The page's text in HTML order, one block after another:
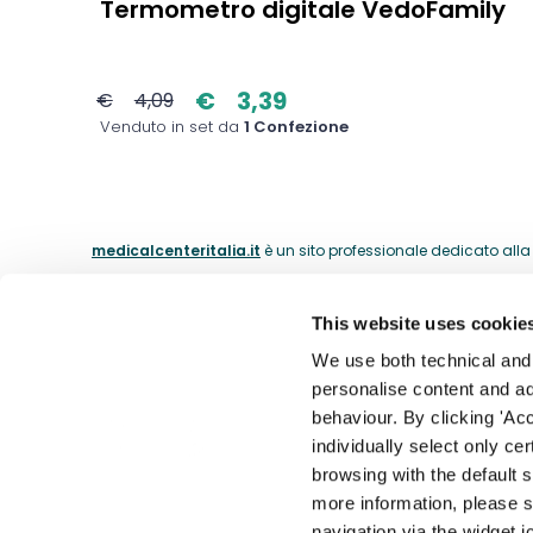
This website uses
We use both technical
personalise content and
behaviour. By clicking
individually select only
browsing with the default
more information, please
Termometro digitale VedoFamily
€ 4,09 € 3,39
Venduto in set da 1 Confezione
medicalcenteritalia.it è un sito professionale dedicato
Il catalogo dei medici dal 1974.
ABOUT
La
I nostri
Contatti